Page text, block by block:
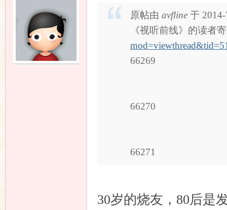
原帖由 avfline于
《视听前线》的读者
66269
66270
66271
30岁的烧友，80后是